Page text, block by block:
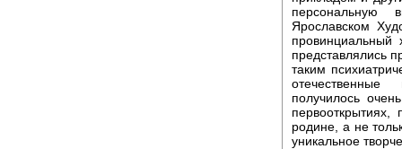
персональную
Ярославском
провинциальный
представлялись
таким
получилось
родине, а не
уникальное